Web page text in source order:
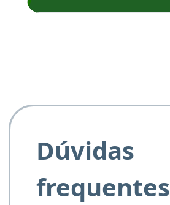
Dúvidas
frequentes